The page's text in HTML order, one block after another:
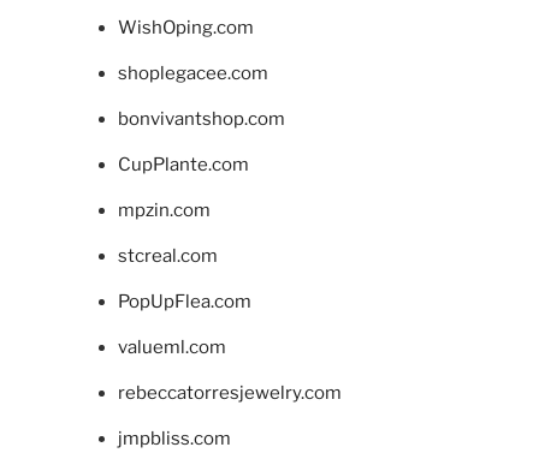
WishOping.com
shoplegacee.com
bonvivantshop.com
CupPlante.com
mpzin.com
stcreal.com
PopUpFlea.com
valueml.com
rebeccatorresjewelry.com
jmpbliss.com